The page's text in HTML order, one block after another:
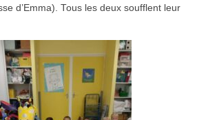
d’Emma). Tous les deux soufflent leur